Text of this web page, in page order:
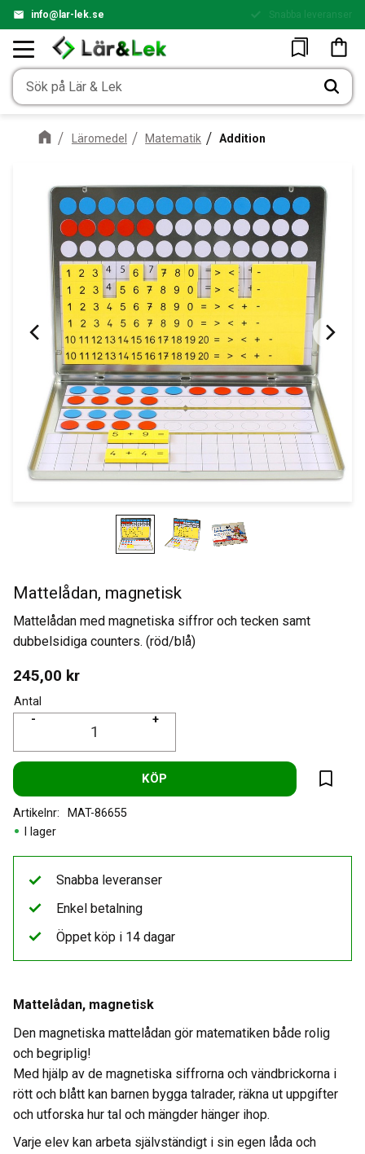
info@lar-lek.se Snabba leveranser
Enkel betalning
Favoriter
Läromedel Matematik Addition
Mattelådan, magnetisk
Mattelådan med magnetiska siffror och tecken samt
dubbelsidiga counters. (röd/blå)
245,00 kr
Antal
+
-
KÖP
Lägg
I lager
Artikelnr MAT-86655
Mattelådan, magnetisk
Den magnetiska mattelådan gör matematiken både rolig
och begriplig!
Med hjälp av de magnetiska siffrorna och vändbrickorna i
rött och blått kan barnen bygga talrader, räkna ut uppgifter
och utforska hur tal och mängder hänger ihop.
Varje elev kan arbeta självständigt i sin egen låda och
Snabba leveranser
Enkel betalning
Öppet köp i 14 dagar